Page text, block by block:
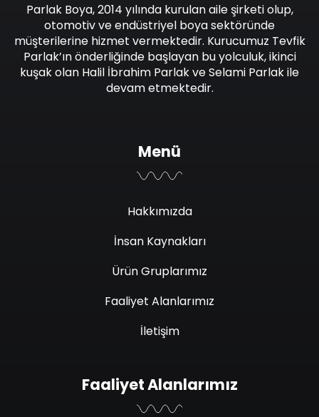
Parlak Boya, 2014 yılında kurulan aile şirketi olup,
otomotiv ve endüstriyel boya sektöründe
müşterilerine hizmet vermektedir. Kurucumuz Tevfik
Parlak’ın önderliğinde başlayan bu yolculuk, ikinci
kuşak olan Halil İbrahim Parlak ve Selami Parlak ile
devam etmektedir.
Menü
Hakkımızda
İnsan Kaynakları
Ürün Gruplarımız
Faaliyet Alanlarımız
İletişim
Faaliyet Alanlarımız